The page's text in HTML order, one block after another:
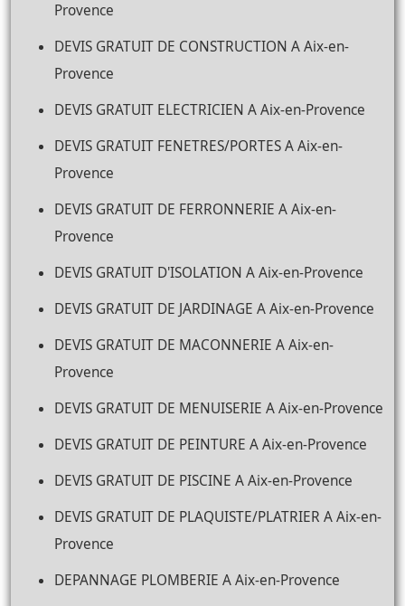
Provence
DEVIS GRATUIT DE CONSTRUCTION A Aix-en-
Provence
DEVIS GRATUIT ELECTRICIEN A Aix-en-Provence
DEVIS GRATUIT FENETRES/PORTES A Aix-en-
Provence
DEVIS GRATUIT DE FERRONNERIE A Aix-en-
Provence
DEVIS GRATUIT D'ISOLATION A Aix-en-Provence
DEVIS GRATUIT DE JARDINAGE A Aix-en-Provence
DEVIS GRATUIT DE MACONNERIE A Aix-en-
Provence
DEVIS GRATUIT DE MENUISERIE A Aix-en-Provence
DEVIS GRATUIT DE PEINTURE A Aix-en-Provence
DEVIS GRATUIT DE PISCINE A Aix-en-Provence
DEVIS GRATUIT DE PLAQUISTE/PLATRIER A Aix-en-
Provence
DEPANNAGE PLOMBERIE A Aix-en-Provence